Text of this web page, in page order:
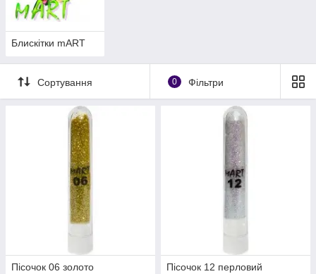
Блискітки mART
Сортування 0 Фільтри
Пісочок 06 золото
Пісочок 12 перловий